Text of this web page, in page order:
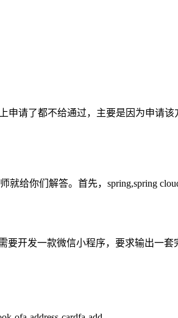
申请了都不给通过，主要是因为申请
给你们解答。首先，spring,spring
开发一款微信小程序，要求输出一套